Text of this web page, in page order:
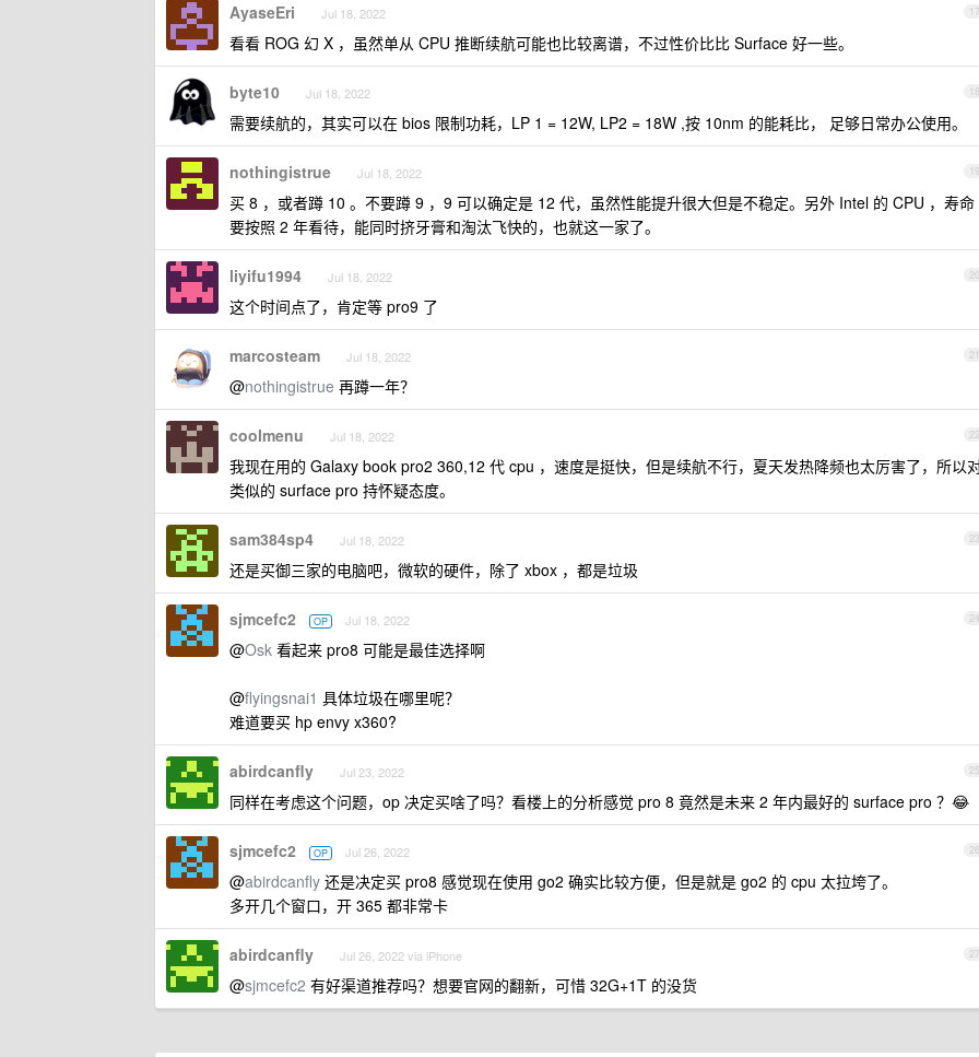
17
AyaseEri Jul 18, 2022
看看 ROG 幻 X ，虽然单从 CPU 推断续航可能也比较离谱，不过性价比比 Surface 好一些。
18
byte10 Jul 18, 2022
需要续航的，其实可以在 bios 限制功耗，LP 1 = 12W, LP2 = 18W ,按 10nm 的能耗比， 足够日常办公使用。
19
nothingistrue Jul 18, 2022
买 8 ，或者蹲 10 。不要蹲 9 ，9 可以确定是 12 代，虽然性能提升很大但是不稳定。另外 Intel 的 CPU ，寿命
要按照 2 年看待，能同时挤牙膏和淘汰飞快的，也就这一家了。
20
liyifu1994 Jul 18, 2022
这个时间点了，肯定等 pro9 了
21
marcosteam Jul 18, 2022
@nothingistrue 再蹲一年？
22
coolmenu Jul 18, 2022
我现在用的 Galaxy book pro2 360,12 代 cpu ，速度是挺快，但是续航不行，夏天发热降频也太厉害了，所以
类似的 surface pro 持怀疑态度。
23
sam384sp4 Jul 18, 2022
还是买御三家的电脑吧，微软的硬件，除了 xbox ，都是垃圾
24
sjmcefc2 OP Jul 18, 2022
@Osk 看起来 pro8 可能是最佳选择啊
@flyingsnai1 具体垃圾在哪里呢？
难道要买 hp envy x360?
25
abirdcanfly Jul 23, 2022
同样在考虑这个问题，op 决定买啥了吗？看楼上的分析感觉 pro 8 竟然是未来 2 年内最好的 surface pro ？😂
26
sjmcefc2 OP Jul 26, 2022
@abirdcanfly 还是决定买 pro8 感觉现在使用 go2 确实比较方便，但是就是 go2 的 cpu 太拉垮了。
多开几个窗口，开 365 都非常卡
27
abirdcanfly Jul 26, 2022 via iPhone
@sjmcefc2 有好渠道推荐吗？想要官网的翻新，可惜 32G+1T 的没货